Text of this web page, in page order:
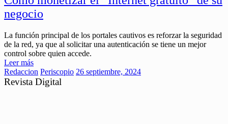
negocio
La función principal de los portales cautivos es reforzar la seguridad
de la red, ya que al solicitar una autenticación se tiene un mejor
control sobre quien accede.
Leer más
Redaccion Periscopio 26 septiembre, 2024
Revista Digital